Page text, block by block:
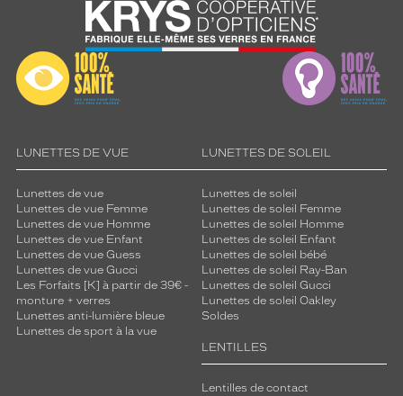
LUNETTES DE VUE
Lunettes de vue
Lunettes de vue Femme
Lunettes de vue Homme
Lunettes de vue Enfant
Lunettes de vue Guess
Lunettes de vue Gucci
Les Forfaits [K] à partir de 39€ -
monture + verres
Lunettes anti-lumière bleue
Lunettes de sport à la vue
LUNETTES DE SOLEIL
Lunettes de soleil
Lunettes de soleil Femme
Lunettes de soleil Homme
Lunettes de soleil Enfant
Lunettes de soleil bébé
Lunettes de soleil Ray-Ban
Lunettes de soleil Gucci
Lunettes de soleil Oakley
Soldes
LENTILLES
Lentilles de contact